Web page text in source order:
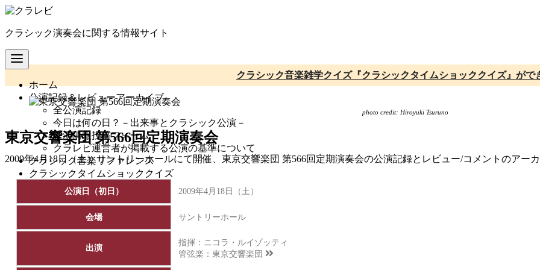
コ
テ
ン
ツ
移
クラシック演奏会に関する情報サイト
ホーム
公演記録＆レビューアーカイブ
全公演記録
今日は何の日？－出来事とクラシック公演－
公演情報投稿フォーム
クラレビ運営者が掲載する公演の基準について
クラシック音楽リファレンス
クラシックタイムショッククイズ
クラシック音楽雑学クイズ『クラシックタイムショッククイズ』がで
photo credit: Hiroyuki Tsuruno
東京交響楽団 第566回定期演奏会
2009年4月18日（土）サントリーホールにて開催、東京交響楽団 第566回定期演奏会の公演記録とレビュー/コメントのアーカ
公演日（初日） 2009年4月18日（土）
会場 サントリーホール
出演
指揮：ニコラ・ルイゾッティ
管弦楽： 東京交響楽団